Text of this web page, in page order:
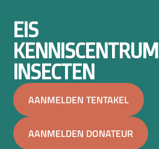
EIS
KENNISCENTRUM
INSECTEN
AANMELDEN TENTAKEL
AANMELDEN DONATEUR